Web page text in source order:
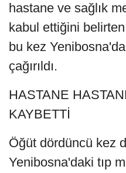
hastane ve sağlık
kabul ettiğini
bu kez
çağırıldı.
HASTANE
KAYBETTİ
Öğüt dördüncü kez
Yenibosna'daki tıp